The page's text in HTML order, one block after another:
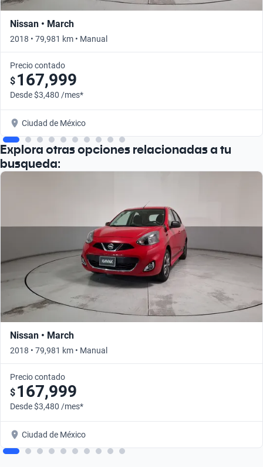
Nissan • March
2018 • 79,981 km • Manual
Precio contado
$ 167,999
Desde $3,480 /mes*
Ciudad de México
Explora otras opciones relacionadas a tu
busqueda:
Nissan • March
2018 • 79,981 km • Manual
Precio contado
$ 167,999
Desde $3,480 /mes*
Ciudad de México